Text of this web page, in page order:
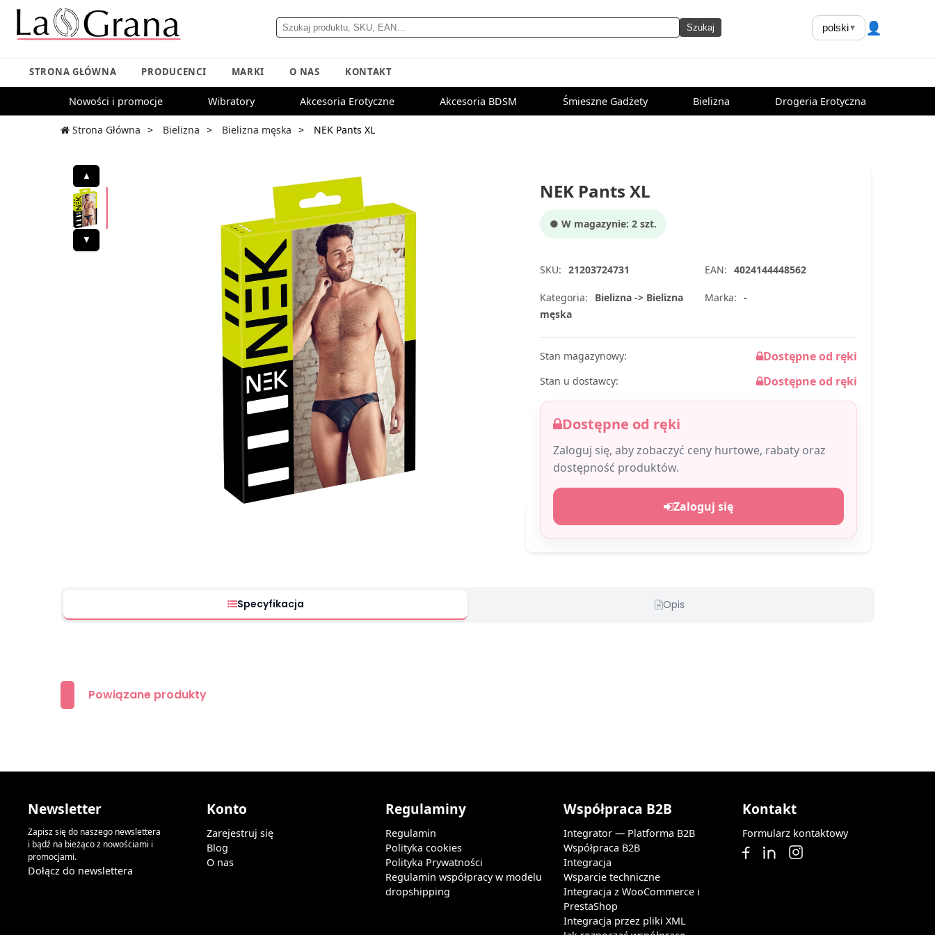
Szukaj polski▾ 👤
STRONA GŁÓWNA PRODUCENCI MARKI O NAS KONTAKT
Nowości i promocje Wibratory Akcesoria Erotyczne Akcesoria BDSM Śmieszne Gadżety Bielizna Drogeria Erotyczna
Strona Główna Bielizna Bielizna męska NEK Pants XL
▲
▼
NEK Pants XL
● W magazynie: 2 szt.
SKU: 21203724731 EAN: 4024144448562
Kategoria:
Bielizna -> Bielizna
męska
Marka: -
Stan magazynowy: Dostępne od ręki
Stan u dostawcy: Dostępne od ręki
Dostępne od ręki
Zaloguj się, aby zobaczyć ceny hurtowe, rabaty oraz
dostępność produktów.
Zaloguj się
Specyfikacja Opis
Powiązane produkty
Newsletter
Zapisz się do naszego newslettera
i bądź na bieżąco z nowościami i
promocjami.
Dołącz do newslettera
Konto
Zarejestruj się
Blog
O nas
Regulaminy
Regulamin
Polityka cookies
Polityka Prywatności
Regulamin współpracy w modelu
dropshipping
Współpraca B2B
Integrator — Platforma B2B
Współpraca B2B
Integracja
Wsparcie techniczne
Integracja z WooCommerce i
PrestaShop
Integracja przez pliki XML
Kontakt
Formularz kontaktowy